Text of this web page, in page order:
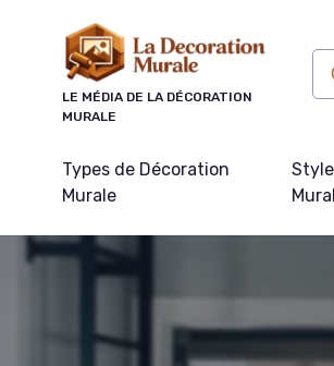
LE MÉDIA DE LA DÉCORATION
MURALE
Types de Décoration
Murale